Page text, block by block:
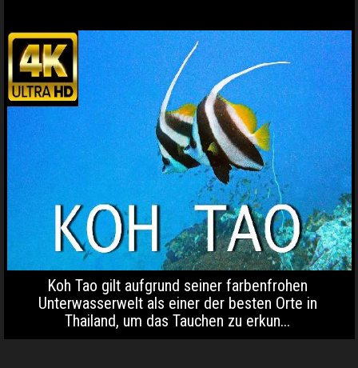
Koh Tao gilt aufgrund seiner farbenfrohen
Unterwasserwelt als einer der besten Orte in
Thailand, um das Tauchen zu erkun...